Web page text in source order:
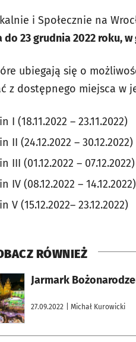
i Społecznie na
23 grudnia 2022 roku, w
ubiegają się o
z dostępnego miejsca w
I (18.11.2022 – 23.11.2022)
II (24.12.2022 – 30.12.2022)
III (01.12.2022 – 07.12.2022)
IV (08.12.2022 – 14.12.2022)
V (15.12.2022– 23.12.2022)
RÓWNIEŻ
Jarmark
27.09.2022 | Michał Kurowicki
nowej karcie